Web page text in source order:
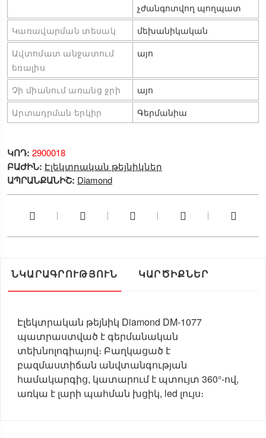
չժանգոտվող պողպատ
Կառավարման տեսակ
մեխանիկական
Ավտոմատ անջատում
եռալիս
այո
Չի միանում առանց ջրի
այո
Արտադրման երկիր
Գերմանիա
ԿՈԴ: 2900018
ԲԱԺԻՆ: Էլեկտրական թեյնիկներ
ԱՊՐԱՆՔԱՆԻՇ: Diamond
ՆԿԱՐԱԳՐՈՒԹՅՈՒՆ ԿԱՐԾԻՔՆԵՐ
Էլեկտրական թեյնիկ Diamond DM-1077
պատրաստված է գերմանական
տեխնոլոգիայով։ Բաղկացած է
բազմաստիճան անվտանգության
համակարգից, կատարում է պտույտ 360°-ով,
առկա է լարի պահման խցիկ, led լույս։